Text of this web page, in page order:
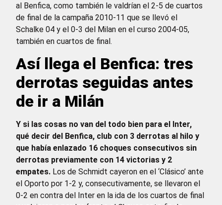
al Benfica, como también le valdrían el 2-5 de cuartos
de final de la campaña 2010-11 que se llevó el
Schalke 04 y el 0-3 del Milan en el curso 2004-05,
también en cuartos de final.
Así llega el Benfica: tres
derrotas seguidas antes
de ir a Milán
Y si las cosas no van del todo bien para el Inter,
qué decir del Benfica, club con 3 derrotas al hilo y
que había enlazado 16 choques consecutivos sin
derrotas previamente con 14 victorias y 2
empates. Los de Schmidt cayeron en el ‘Clásico’ ante
el Oporto por 1-2 y, consecutivamente, se llevaron el
0-2 en contra del Inter en la ida de los cuartos de final